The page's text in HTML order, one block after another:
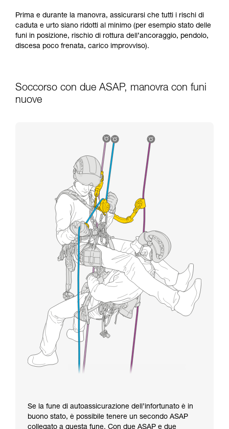
Prima e durante la manovra, assicurarsi che tutti i rischi di
caduta e urto siano ridotti al minimo (per esempio stato delle
funi in posizione, rischio di rottura dell’ancoraggio, pendolo,
discesa poco frenata, carico improvviso).
Soccorso con due ASAP, manovra con funi
nuove
Se la fune di autoassicurazione dell’infortunato è in
buono stato, è possibile tenere un secondo ASAP